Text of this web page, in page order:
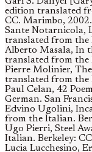
edition translated
CC. Marimbo, 2002.
Sante Notarnicola,
translated from the
Alberto Masala, In
translated from the
Pierre Molinier,
translated from the
Paul Celan, 42
German. San
Edvino Ugolini,
from the Italian.
Ugo Pierri, Steel
Italian. Berkeley:
Lucia Lucchesino,